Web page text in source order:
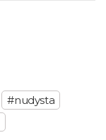
#nudysta